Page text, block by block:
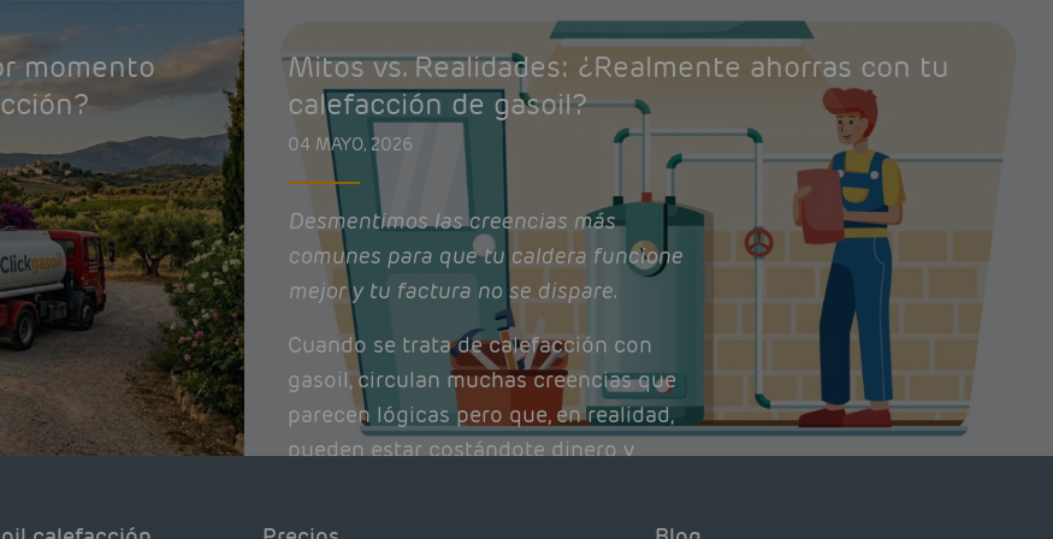
momento
Mitos vs. Realidades: ¿Realmente ahorras con tu
calefacción de gasoil?
04 MAYO, 2026
Desmentimos las creencias más
comunes para que tu caldera funcione
mejor y tu factura no se dispare.
Cuando se trata de calefacción con
gasoil, circulan muchas creencias que
parecen lógicas pero que, en realidad,
pueden estar costándote dinero y